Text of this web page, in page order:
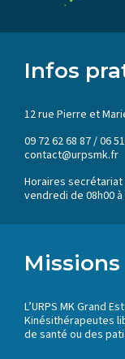
Infos
12 rue Pierre et
09 72 62 68 87 / 06
contact@urpsmk.fr
Horaires secrétariat
vendredi de 08h00 à
Missions
L’URPS MK Grand
Kinésithérapeutes
de santé ou des